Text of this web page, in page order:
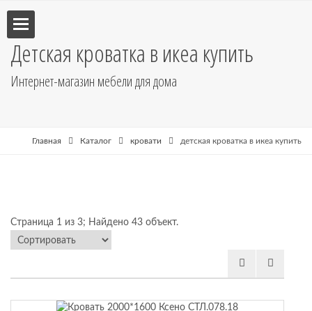
Детская кроватка в икеа купить
Интернет-магазин мебели для дома
Главная Каталог кровати детская кроватка в икеа купить
Страница 1 из 3; Найдено 43 объект.